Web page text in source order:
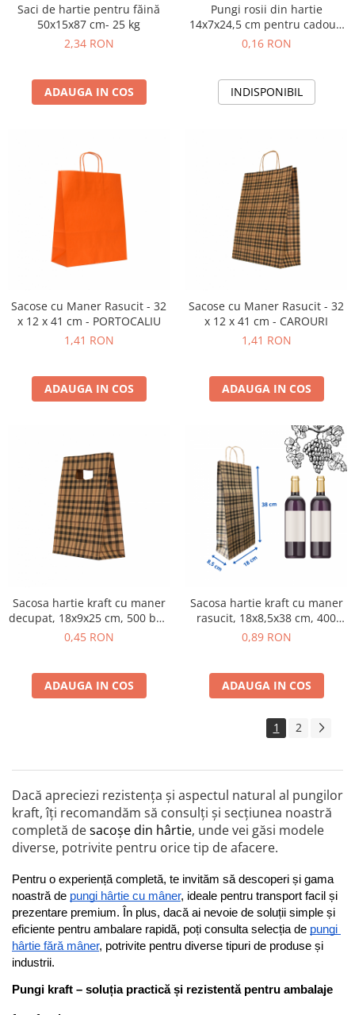
Saci de hartie pentru făină
50x15x87 cm- 25 kg
2,34 RON
ADAUGA IN COS
Pungi rosii din hartie
14x7x24,5 cm pentru cadouri
si bijuterii
0,16 RON
INDISPONIBIL
Sacose cu Maner Rasucit - 32
x 12 x 41 cm - PORTOCALIU
1,41 RON
ADAUGA IN COS
Sacose cu Maner Rasucit - 32
x 12 x 41 cm - CAROURI
1,41 RON
ADAUGA IN COS
Sacosa hartie kraft cu maner
decupat, 18x9x25 cm, 500 buc
- NATUR
0,45 RON
ADAUGA IN COS
Sacosa hartie kraft cu maner
rasucit, 18x8,5x38 cm, 400
buc - CAROURI
0,89 RON
ADAUGA IN COS
1 2
Dacă apreciezi rezistența și aspectul natural al pungilor
kraft, îți recomandăm să consulți și secțiunea noastră
completă desacoșe din hârtie, unde vei găsi modele
diverse, potrivite pentru orice tip de afacere.
Pentru o experiență completă, te invităm să descoperi și gama
noastră de pungi hârtie cu mâner, ideale pentru transport facil și
prezentare premium. În plus, dacă ai nevoie de soluții simple și
eficiente pentru ambalare rapidă, poți consulta selecția de pungi
hârtie fără mâner, potrivite pentru diverse tipuri de produse și
industrii.
Pungi kraft – soluția practică și rezistentă pentru ambalaje